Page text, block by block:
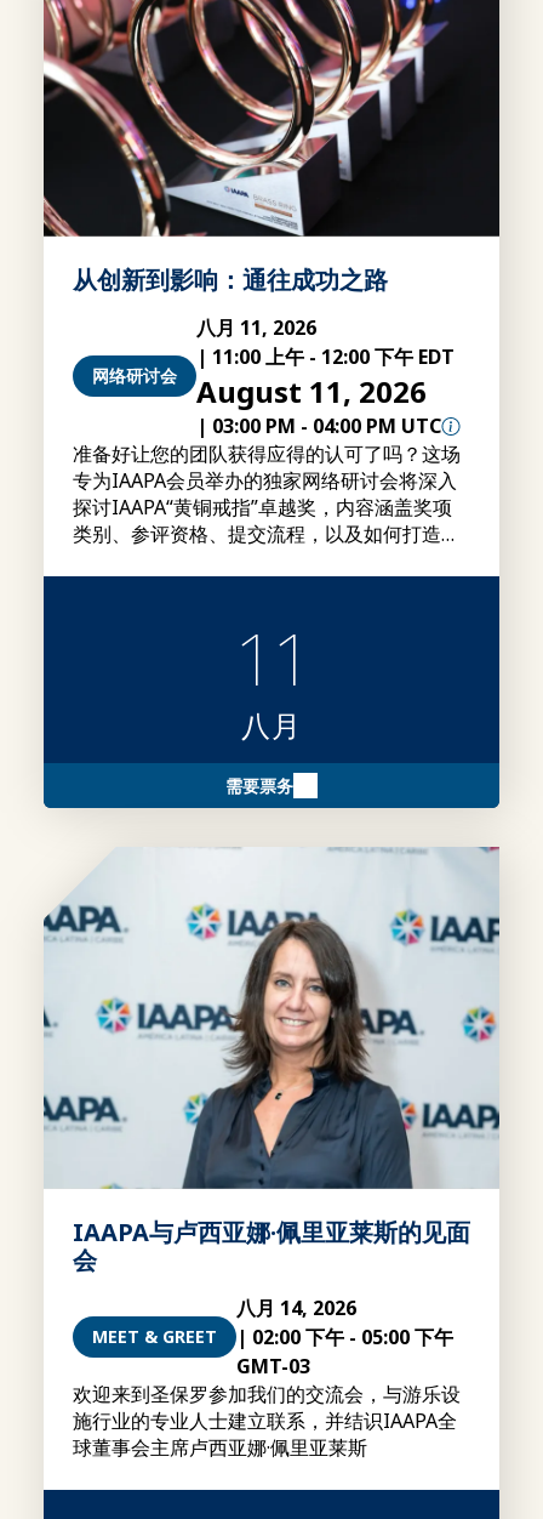
从创新到影响：通往成功之路
网络研讨会
八月 11, 2026
| 11:00 上午 - 12:00 下午 EDT
August 11, 2026
| 03:00 PM - 04:00 PM UTC
准备好让您的团队获得应得的认可了吗？这场
专为IAAPA会员举办的独家网络研讨会将深入
探讨IAAPA“黄铜戒指”卓越奖，内容涵盖奖项
类别、参评资格、提交流程，以及如何打造更
11
八月
需要票务
IAAPA与卢西亚娜·佩里亚莱斯的见面
会
MEET & GREET
八月 14, 2026
| 02:00 下午 - 05:00 下午
GMT-03
欢迎来到圣保罗参加我们的交流会，与游乐设
施行业的专业人士建立联系，并结识IAAPA全
球董事会主席卢西亚娜·佩里亚莱斯